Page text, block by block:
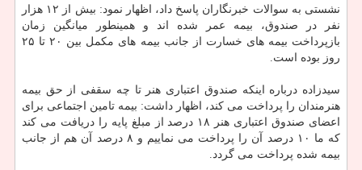
نشستی به سوالات خبرنگاران پاسخ داد، اظهار نمود: بیش از ۱۲ هزار
نفر در صندوق، بیمه عمر شده اند و همینطور میانگین زمان
بازپرداخت بیمه های خسارت از جانب بیمه های مكمل بین ۲۰ تا ۲۵
روز بوده است.
سیدزاده درباره اینكه صندوق اعتباری هنر تا چه سقفی از حق بیمه
هنرمندان را پرداخت می كند، اظهار داشت: بیمه تامین اجتماعی برای
اعضای صندوق اعتباری هنر ۱۸ درصد از مبلغ پایه را دریافت می كند
كه ما ۱۰ درصد آن را پرداخت می نماییم و ۸ درصد آن هم از جانب
بیمه شده پرداخت می گردد.